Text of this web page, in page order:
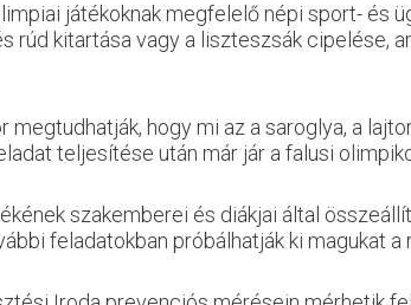
játékoknak megfelelő népi sport- és
rúd kitartása vagy a liszteszsák cipelése,
hogy mi az a saroglya, a
teljesítése után már jár a falusi
szakemberei és diákjai által
feladatokban próbálhatják ki magukat a